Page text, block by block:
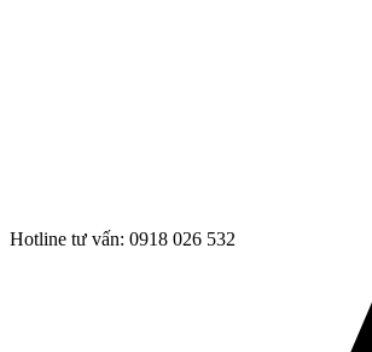
Hotline tư vấn: 0918 026 532